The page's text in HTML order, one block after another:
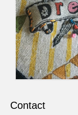
Contact